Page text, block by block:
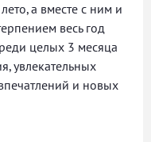
а вместе с ним и
весь год
целых 3 месяца
увлекательных
и новых